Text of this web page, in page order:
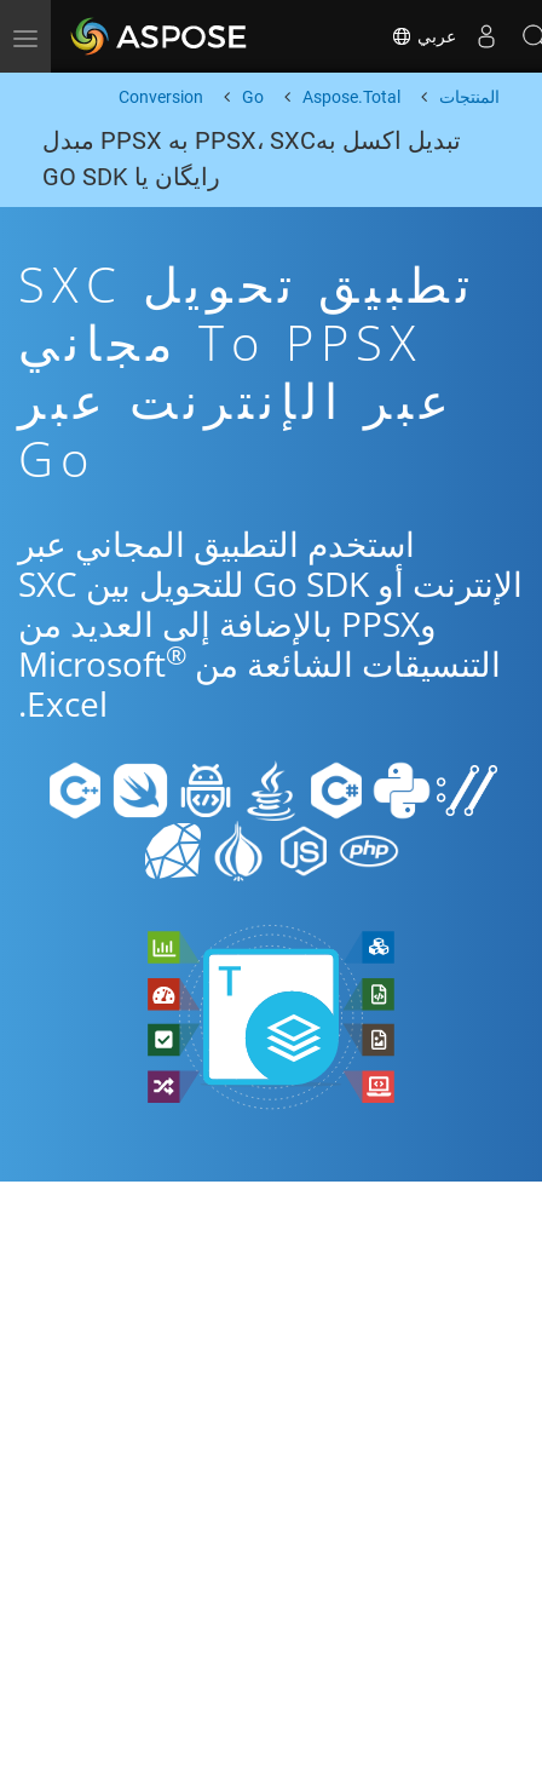
Toggle navigation عربي
المنتجات Aspose.Total
Go
Conversion
تبدیل اکسل بهPPSX، SXC به PPSX مبدل
رایگان یا GO SDK
تطبيق تحويل SXC
To PPSX مجاني
عبر الإنترنت عبر
Go
استخدم التطبيق المجاني عبر
الإنترنت أو Go SDK للتحويل بين SXC
وPPSX بالإضافة إلى العديد من
التنسيقات الشائعة من Microsoft ®
Excel.